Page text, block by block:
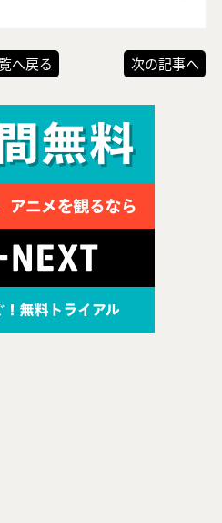
へ戻る 次の記事へ